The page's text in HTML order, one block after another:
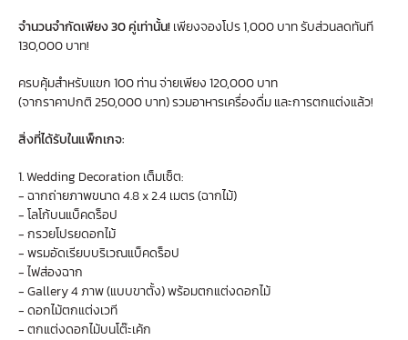
จำนวนจำกัดเพียง 30 คู่เท่านั้น!เพียงจองโปร 1,000 บาท รับส่วนลดทันที
130,000 บาท!
ครบคุ้มสำหรับแขก 100 ท่าน จ่ายเพียง 120,000 บาท
(จากราคาปกติ 250,000 บาท) รวมอาหารเครื่องดื่ม และการตกแต่งแล้ว!
สิ่งที่ได้รับในแพ็กเกจ:
1. Wedding Decoration เต็มเซ็ต:
- ฉากถ่ายภาพขนาด 4.8 x 2.4 เมตร (ฉากไม้)
- โลโก้บนแบ็คดร็อป
- กรวยโปรยดอกไม้
- พรมอัดเรียบบริเวณแบ็คดร็อป
- ไฟส่องฉาก
- Gallery 4 ภาพ (แบบขาตั้ง) พร้อมตกแต่งดอกไม้
- ดอกไม้ตกแต่งเวที
- ตกแต่งดอกไม้บนโต๊ะเค้ก